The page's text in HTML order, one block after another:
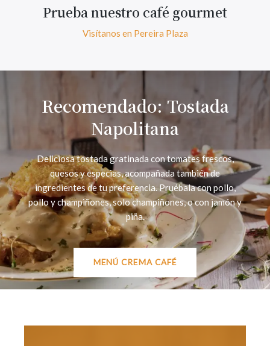
Prueba nuestro café gourmet
Visítanos en Pereira Plaza
Recomendado: Tostada
Napolitana
Deliciosa tostada gratinada con tomates frescos,
quesos y especias, acompañada también de
ingredientes de tu preferencia. Pruébala con pollo,
pollo y champiñones, solo champiñones, o con jamón y
piña.
MENÚ CREMA CAFÉ